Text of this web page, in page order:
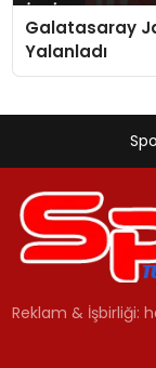
Galatasaray
Yalanladı
Reklam & İşbirliği: